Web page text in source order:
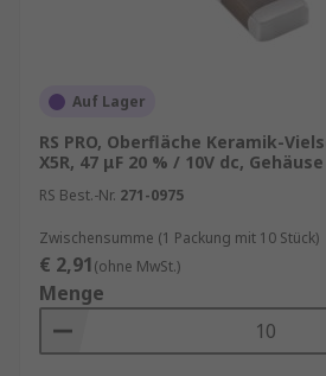
Auf Lager
RS PRO, Oberfläche Keramik-
X5R, 47 μF 20 % / 10V dc, Gehäuse
RS Best.-Nr. 271-0975
Zwischensumme (1 Packung mit 10 Stück)
€ 2,91(ohne MwSt.)
Menge